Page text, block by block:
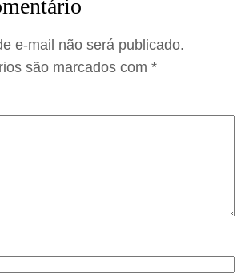
e-mail não será publicado.
são marcados com *